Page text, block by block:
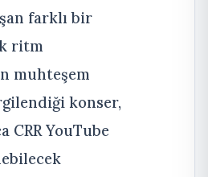
farklı bir
ritm
muhteşem
konser,
CRR YouTube